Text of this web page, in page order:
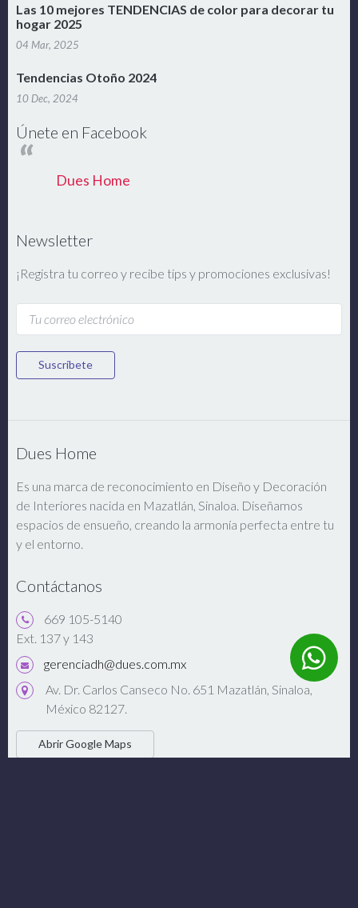
Las 10 mejores TENDENCIAS de color para decorar tu
hogar 2025
04 Mar, 2025
Tendencias Otoño 2024
10 Dec, 2024
Únete en Facebook
Dues Home
Newsletter
¡Registra tu correo y recibe tips y promociones exclusivas!
Suscríbete
Dues Home
Es una marca de reconocimiento en Diseño y Decoración
de Interiores nacida en Mazatlán, Sinaloa. Diseñamos
espacios de ensueño, creando la armonía perfecta entre tu
y el entorno.
Contáctanos
669 105-5140
Ext. 137 y 143
gerenciadh@dues.com.mx
Av. Dr. Carlos Canseco No. 651 Mazatlán, Sinaloa,
México 82127.
Abrir Google Maps